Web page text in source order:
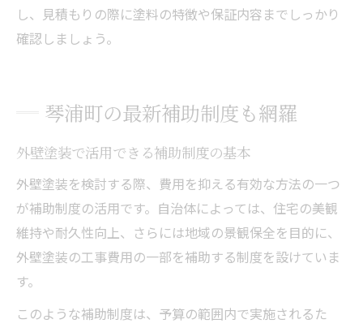
し、見積もりの際に塗料の特徴や保証内容までしっかり
確認しましょう。
琴浦町の最新補助制度も網羅
外壁塗装で活用できる補助制度の基本
外壁塗装を検討する際、費用を抑える有効な方法の一つ
が補助制度の活用です。自治体によっては、住宅の美観
維持や耐久性向上、さらには地域の景観保全を目的に、
外壁塗装の工事費用の一部を補助する制度を設けていま
す。
このような補助制度は、予算の範囲内で実施されるた